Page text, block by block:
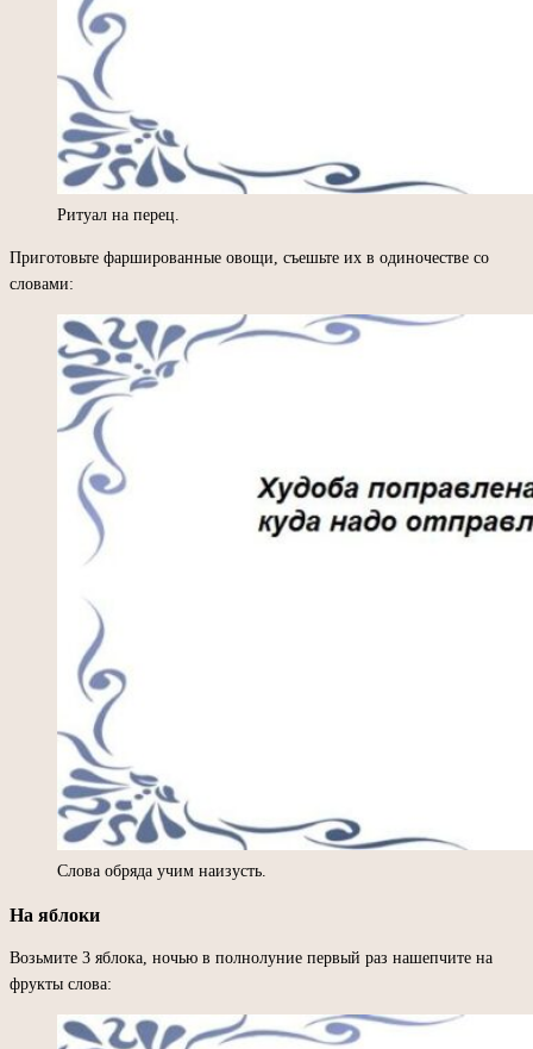
Ритуал на перец.
Приготовьте фаршированные овощи, съешьте их в одиночестве со
словами:
Слова обряда учим наизусть.
На яблоки
Возьмите 3 яблока, ночью в полнолуние первый раз нашепчите на
фрукты слова: